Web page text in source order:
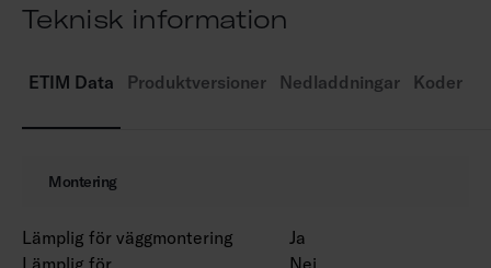
Omgivningstemperatur -25 … 25 °C.
Drivdonets livslängd 50 000 h.
Teknisk information
ETIM Data Produktversioner Nedladdningar Koder
Montering
Lämplig för väggmontering
Ja
Lämplig för
Nej